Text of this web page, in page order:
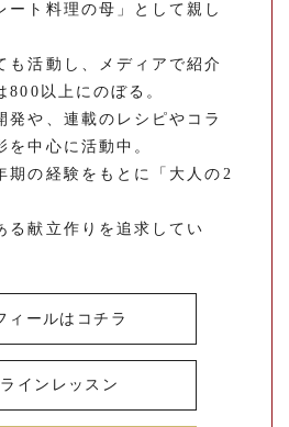
ート料理の母」として親し
も活動し、メディアで紹介
800以上にのぼる。
発や、連載のレシピやコラ
を中心に活動中。
期の経験をもとに「大人の2
る献立作りを追求してい
ィールはコチラ
インレッスン